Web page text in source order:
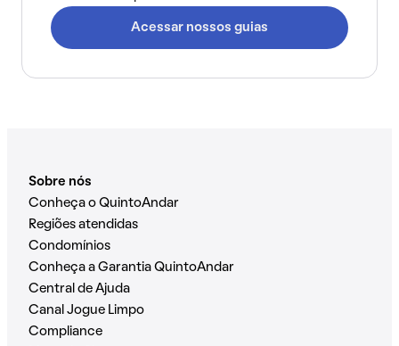
Acessar nossos guias
Sobre nós
Conheça o QuintoAndar
Regiões atendidas
Condomínios
Conheça a Garantia QuintoAndar
Central de Ajuda
Canal Jogue Limpo
Compliance